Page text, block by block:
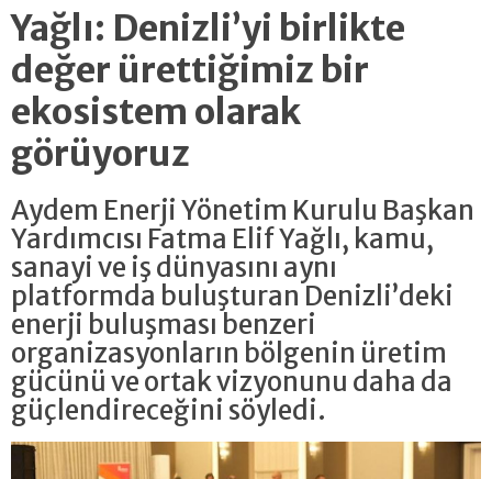
Yağlı: Denizli’yi birlikte
değer ürettiğimiz bir
ekosistem olarak
görüyoruz
Aydem Enerji Yönetim Kurulu Başkan
Yardımcısı Fatma Elif Yağlı, kamu,
sanayi ve iş dünyasını aynı
platformda buluşturan Denizli’deki
enerji buluşması benzeri
organizasyonların bölgenin üretim
gücünü ve ortak vizyonunu daha da
güçlendireceğini söyledi.